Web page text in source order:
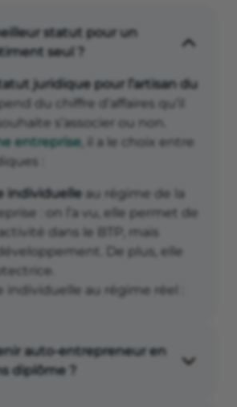
statut pour un
seul ?
juridique pour l’artisan du
du chiffre d’affaires qu’il
s’associer ou non.
entreprise , il a le choix entre
:
individuelle au régime de la
: on l’a vu, elle permet de
dans le BTP, mais
De plus, elle
individuelle au régime réel :
vous pouvez déduire vos frais
L’EI est plus protectrice
auto-entrepreneur en
diplôme ?